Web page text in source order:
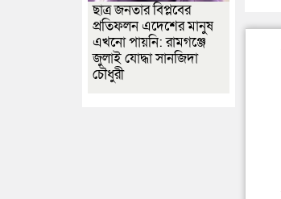
ছাত্র জনতার বিপ্লবের
প্রতিফলন এদেশের মানুষ
এখনো পায়নি: রামগঞ্জে
জুলাই যোদ্ধা সানজিদা
চৌধুরী